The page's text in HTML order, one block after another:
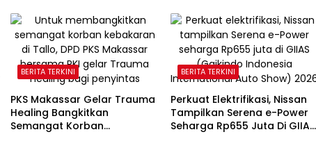
Selatan
BERITA TERKINI
PKS Makassar Gelar Trauma
Healing Bangkitkan
Semangat Korban
BERITA TERKINI
Perkuat Elektrifikasi, Nissan
Tampilkan Serena e-Power
Seharga Rp655 Juta Di GIIAS